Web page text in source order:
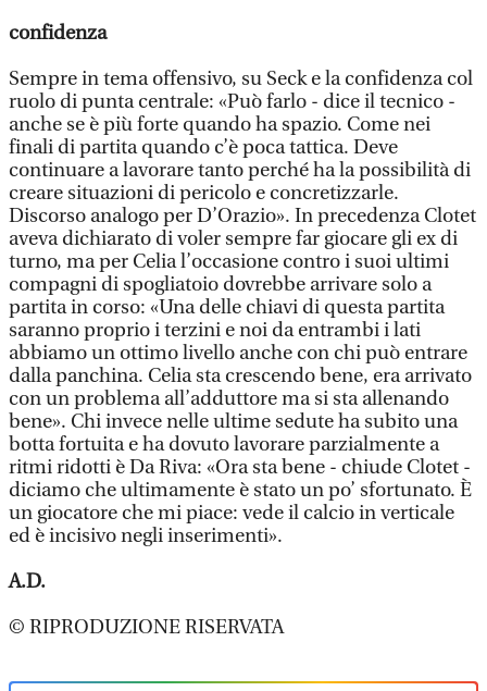
confidenza
Sempre in tema offensivo, su Seck e la confidenza col
ruolo di punta centrale: «Può farlo - dice il tecnico -
anche se è più forte quando ha spazio. Come nei
finali di partita quando c’è poca tattica. Deve
continuare a lavorare tanto perché ha la possibilità di
creare situazioni di pericolo e concretizzarle.
Discorso analogo per D’Orazio». In precedenza Clotet
aveva dichiarato di voler sempre far giocare gli ex di
turno, ma per Celia l’occasione contro i suoi ultimi
compagni di spogliatoio dovrebbe arrivare solo a
partita in corso: «Una delle chiavi di questa partita
saranno proprio i terzini e noi da entrambi i lati
abbiamo un ottimo livello anche con chi può entrare
dalla panchina. Celia sta crescendo bene, era arrivato
con un problema all’adduttore ma si sta allenando
bene». Chi invece nelle ultime sedute ha subito una
botta fortuita e ha dovuto lavorare parzialmente a
ritmi ridotti è Da Riva: «Ora sta bene - chiude Clotet -
diciamo che ultimamente è stato un po’ sfortunato. È
un giocatore che mi piace: vede il calcio in verticale
ed è incisivo negli inserimenti».
A.D.
© RIPRODUZIONE RISERVATA